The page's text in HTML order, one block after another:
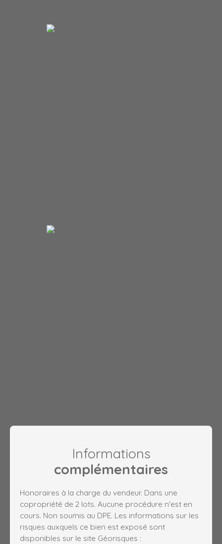
Informations
complémentaires
Honoraires à la charge du vendeur. Dans une
copropriété de 2 lots. Aucune procédure n'est en
cours. Non soumis au DPE. Les informations sur les
risques auxquels ce bien est exposé sont
disponibles sur le site Géorisques :